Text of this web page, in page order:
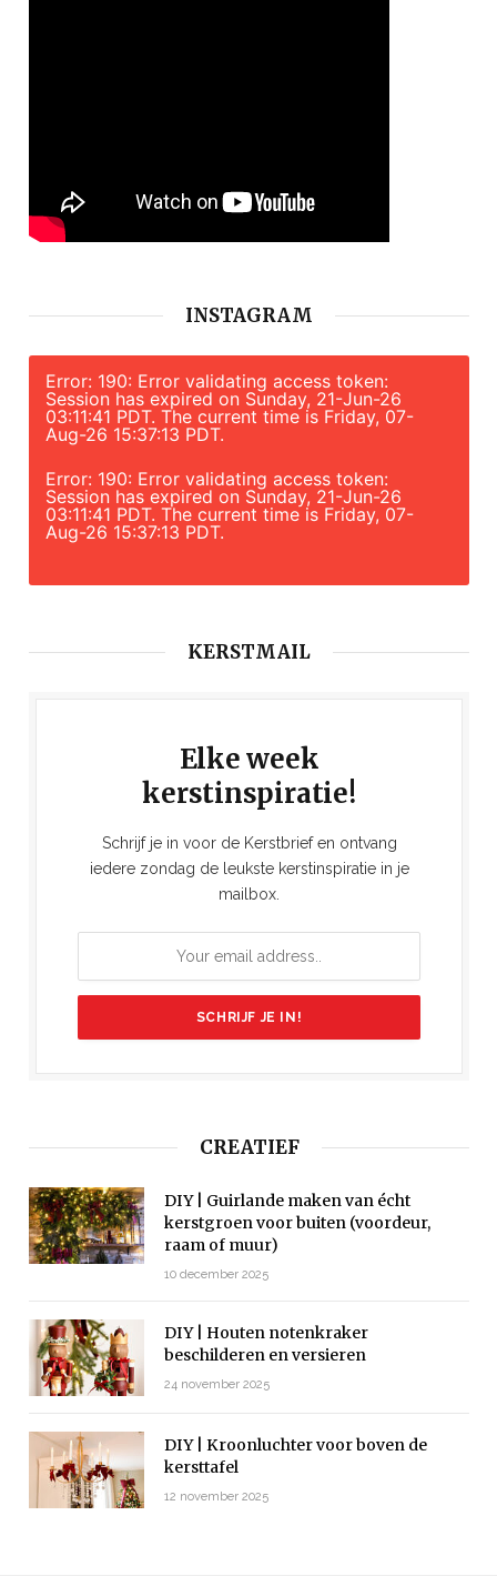
INSTAGRAM
Error: 190: Error validating access token:
Session has expired on Sunday, 21-Jun-26
03:11:41 PDT. The current time is Friday, 07-
Aug-26 15:37:13 PDT.
Error: 190: Error validating access token:
Session has expired on Sunday, 21-Jun-26
03:11:41 PDT. The current time is Friday, 07-
Aug-26 15:37:13 PDT.
KERSTMAIL
Elke week
kerstinspiratie!
Schrijf je in voor de Kerstbrief en ontvang
iedere zondag de leukste kerstinspiratie in je
mailbox.
CREATIEF
DIY | Guirlande maken van écht
kerstgroen voor buiten (voordeur,
raam of muur)
10 december 2025
DIY | Houten notenkraker
beschilderen en versieren
24 november 2025
DIY | Kroonluchter voor boven de
kersttafel
12 november 2025